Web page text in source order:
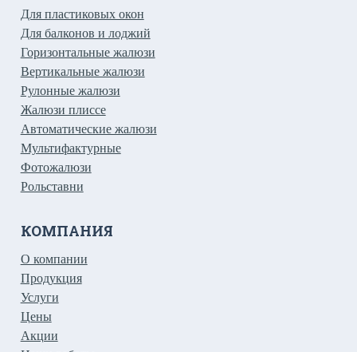
Для пластиковых окон
Для балконов и лоджий
Горизонтальные жалюзи
Вертикальные жалюзи
Рулонные жалюзи
Жалюзи плиссе
Автоматические жалюзи
Мультифактурные
Фотожалюзи
Рольставни
КОМПАНИЯ
О компании
Продукция
Услуги
Цены
Акции